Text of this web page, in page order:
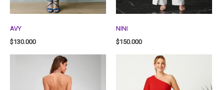
AVY
$130.000
NINI
$150.000